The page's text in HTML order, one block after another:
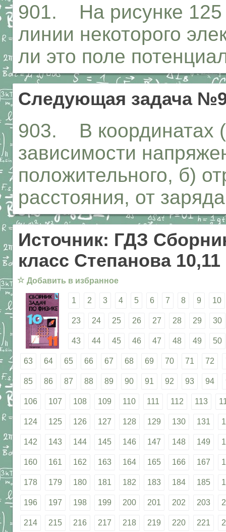
901. На рисунке 125
линии некоторого
ли это поле
Следующая задача
903. В координатах
зависимости
положительного, б)
расстояния, от
Источник: ГДЗ
класс Степанова 10,11
☆ Добавить в избранное
1 2 3 4 5 6 7 8 9 10
23 24 25 26 27 28 29 30
43 44 45 46 47 48 49 50
63 64 65 66 67 68 69 70 71 72
85 86 87 88 89 90 91 92 93 94
106 107 108 109 110 111 112 113
124 125 126 127 128 129 130 131
142 143 144 145 146 147 148 149
160 161 162 163 164 165 166 167
178 179 180 181 182 183 184 185
196 197 198 199 200 201 202 203
214 215 216 217 218 219 220 221